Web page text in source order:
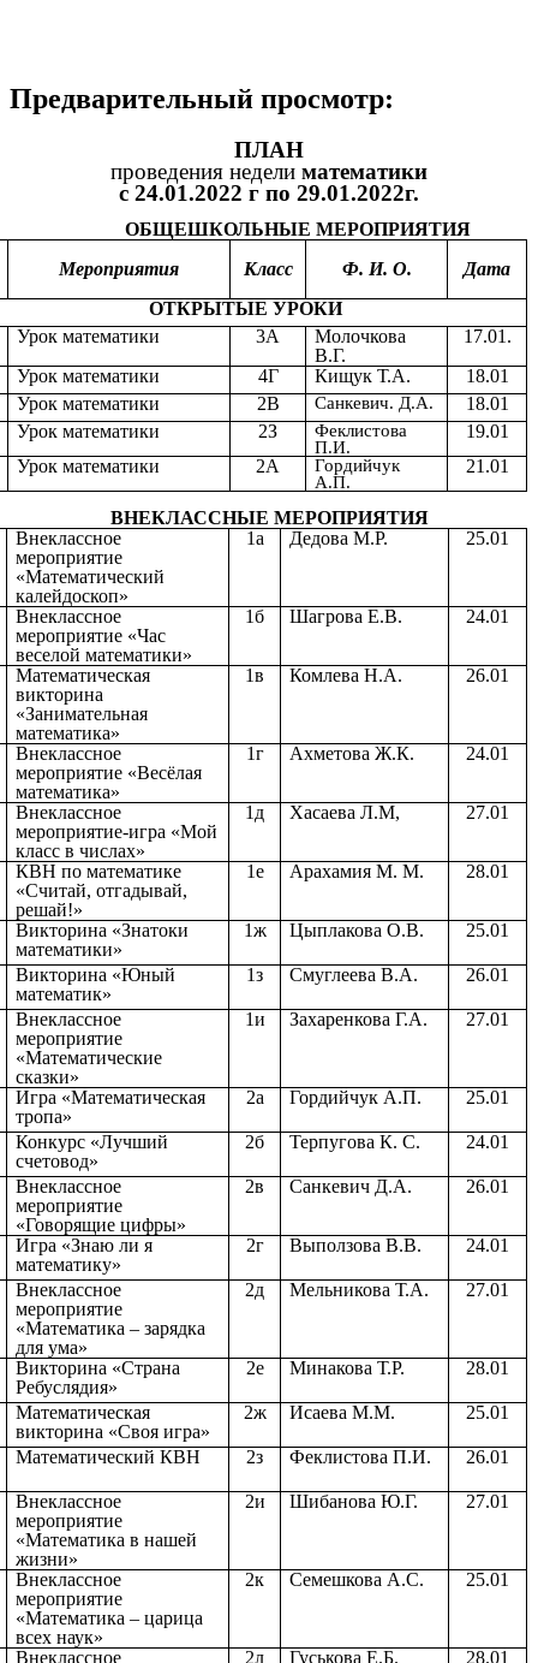
Предварительный просмотр:
ПЛАН
проведения недели математики
с 24.01.2022 г по 29.01.2022г.
ОБЩЕШКОЛЬНЫЕ МЕРОПРИЯТИЯ
Мероприятия
Класс Ф. И. О.
Дата
ОТКРЫТЫЕ УРОКИ
Урок математики
3А
Молочкова
В.Г.
17.01.
Урок математики
4Г Кищук Т.А.
18.01
Урок математики
2В Санкевич. Д.А.
18.01
Урок математики
2З
Феклистова
П.И.
19.01
Урок математики
2А
Гордийчук
А.П.
21.01
ВНЕКЛАССНЫЕ МЕРОПРИЯТИЯ
Внеклассное
мероприятие
«Математический
калейдоскоп»
1а Дедова М.Р. 25.01
Внеклассное
мероприятие «Час
веселой математики»
1б Шагрова Е.В. 24.01
Математическая
викторина
«Занимательная
математика»
1в Комлева Н.А. 26.01
Внеклассное
мероприятие «Весёлая
математика»
1г Ахметова Ж.К. 24.01
Внеклассное
мероприятие-игра «Мой
класс в числах»
1д Хасаева Л.М, 27.01
КВН по математике
«Считай, отгадывай,
решай!»
1е Арахамия М. М. 28.01
Викторина «Знатоки
математики»
1ж Цыплакова О.В. 25.01
Викторина «Юный
математик»
1з Смуглеева В.А. 26.01
Внеклассное
мероприятие
«Математические
сказки»
1и Захаренкова Г.А. 27.01
Игра «Математическая
тропа»
2а Гордийчук А.П. 25.01
Конкурс «Лучший
счетовод»
2б Терпугова К. С. 24.01
Внеклассное
мероприятие
«Говорящие цифры»
2в Санкевич Д.А. 26.01
Игра «Знаю ли я
математику»
2г Выползова В.В. 24.01
Внеклассное
мероприятие
«Математика – зарядка
для ума»
2д Мельникова Т.А. 27.01
Викторина «Страна
Ребуслядия»
2е Минакова Т.Р. 28.01
Математическая
викторина «Своя игра»
2ж Исаева М.М. 25.01
Математический КВН 2з Феклистова П.И. 26.01
Внеклассное
мероприятие
«Математика в нашей
жизни»
2и Шибанова Ю.Г. 27.01
Внеклассное
мероприятие
«Математика – царица
всех наук»
2к Семешкова А.С. 25.01
Внеклассное 2л Гуськова Е.Б. 28.01